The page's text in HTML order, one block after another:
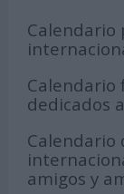
Calendario
Calendario
dedicados
Calendario
amigos y